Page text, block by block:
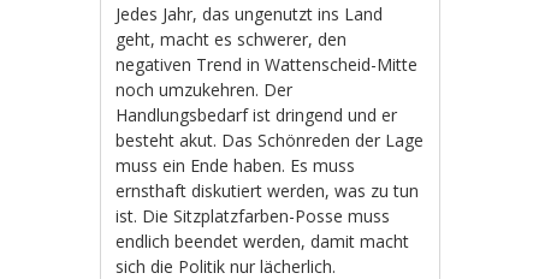
Jedes Jahr, das ungenutzt ins Land
geht, macht es schwerer, den
negativen Trend in Wattenscheid-Mitte
noch umzukehren. Der
Handlungsbedarf ist dringend und er
besteht akut. Das Schönreden der Lage
muss ein Ende haben. Es muss
ernsthaft diskutiert werden, was zu tun
ist. Die Sitzplatzfarben-Posse muss
endlich beendet werden, damit macht
sich die Politik nur lächerlich.